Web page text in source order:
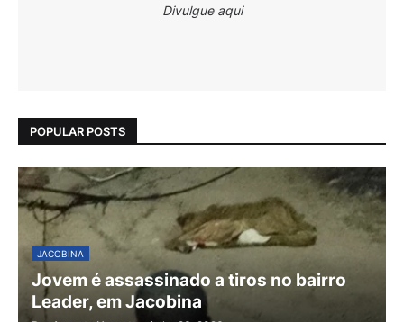
Divulgue aqui
POPULAR POSTS
JACOBINA
Jovem é assassinado a tiros no bairro
Leader, em Jacobina